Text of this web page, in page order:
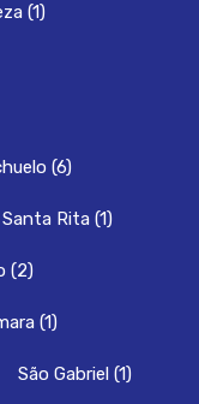
(1)
(6)
Santa Rita (1)
(2)
(1)
São Gabriel (1)